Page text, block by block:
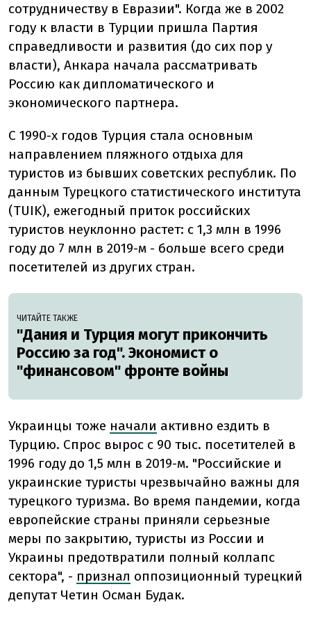
сотрудничеству в Евразии". Когда же в 2002
году к власти в Турции пришла Партия
справедливости и развития (до сих пор у
власти), Анкара начала рассматривать
Россию как дипломатического и
экономического партнера.
С 1990-х годов Турция стала основным
направлением пляжного отдыха для
туристов из бывших советских республик. По
данным Турецкого статистического института
(TUIK), ежегодный приток российских
туристов неуклонно растет: с 1,3 млн в 1996
году до 7 млн в 2019-м - больше всего среди
посетителей из других стран.
ЧИТАЙТЕ ТАКЖЕ
"Дания и Турция могут прикончить
Россию за год". Экономист о
"финансовом" фронте войны
Украинцы тоже начали активно ездить в
Турцию. Спрос вырос с 90 тыс. посетителей в
1996 году до 1,5 млн в 2019-м. "Российские и
украинские туристы чрезвычайно важны для
турецкого туризма. Во время пандемии, когда
европейские страны приняли серьезные
меры по закрытию, туристы из России и
Украины предотвратили полный коллапс
сектора", - признал оппозиционный турецкий
депутат Четин Осман Будак.